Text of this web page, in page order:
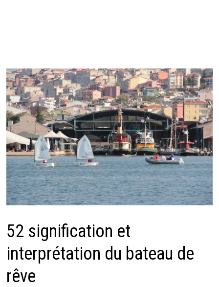
52 signification et
interprétation du bateau de
rêve